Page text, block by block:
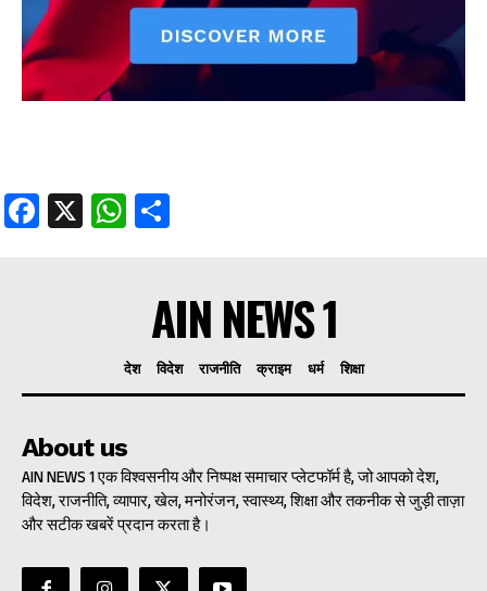
Facebook
X WhatsApp
AIN NEWS 1
देश विदेश राजनीति क्राइम धर्म शिक्षा
About us
AIN NEWS 1 एक विश्वसनीय और निष्पक्ष समाचार प्लेटफॉर्म है, जो आपको देश,
विदेश, राजनीति, व्यापार, खेल, मनोरंजन, स्वास्थ्य, शिक्षा और तकनीक से जुड़ी ताज़ा
और सटीक खबरें प्रदान करता है।